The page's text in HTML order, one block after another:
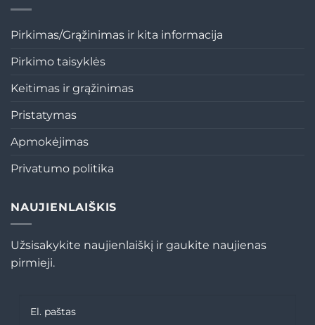
Pirkimas/Grąžinimas ir kita informacija
Pirkimo taisyklės
Keitimas ir grąžinimas
Pristatymas
Apmokėjimas
Privatumo politika
NAUJIENLAIŠKIS
Užsisakykite naujienlaiškį ir gaukite naujienas
pirmieji.